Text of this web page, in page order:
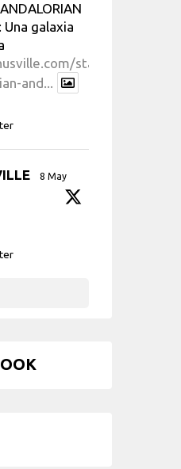
Una galaxia
star-
and...
8 May